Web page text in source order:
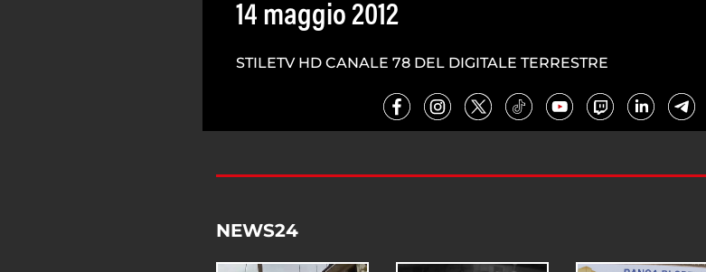
14 maggio 2012
STILETV HD CANALE 78 DEL DIGITALE TERRESTRE
NEWS24